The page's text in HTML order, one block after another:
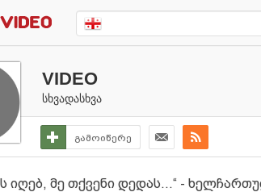
VIDEO
სხვადასხვა
გამოიწერე
იღებ, მე თქვენი დედას...“ -